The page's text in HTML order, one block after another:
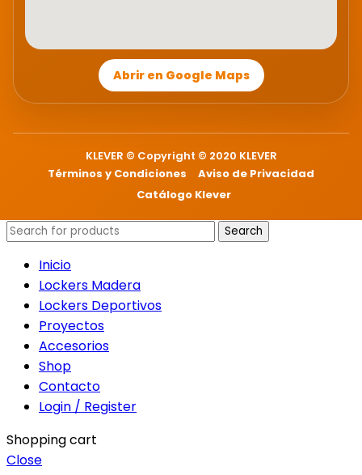
Abrir en Google Maps
KLEVER © Copyright © 2020 KLEVER
Términos y Condiciones
Aviso de Privacidad
Catálogo Klever
Search
Inicio
Lockers Madera
Lockers Deportivos
Proyectos
Accesorios
Shop
Contacto
Login / Register
Shopping cart
Close